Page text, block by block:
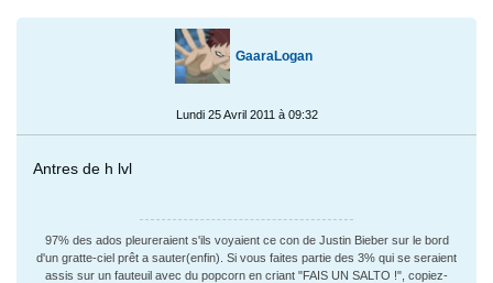
GaaraLogan
Lundi 25 Avril 2011 à 09:32
Antres de h lvl
97% des ados pleureraient s'ils voyaient ce con de Justin Bieber sur le bord
d'un gratte-ciel prêt a sauter(enfin). Si vous faites partie des 3% qui se seraient
assis sur un fauteuil avec du popcorn en criant "FAIS UN SALTO !", copiez-